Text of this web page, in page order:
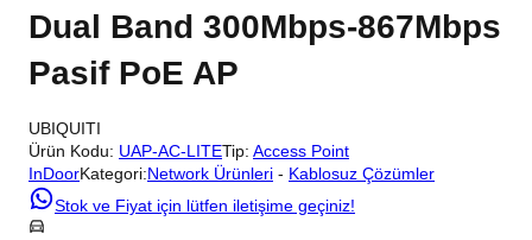
Dual Band 300Mbps-867Mbps
Pasif PoE AP
UBIQUITI
Ürün Kodu: UAP-AC-LITETip: Access Point
InDoorKategori:Network Ürünleri - Kablosuz Çözümler
Stok ve Fiyat için lütfen iletişime geçiniz!